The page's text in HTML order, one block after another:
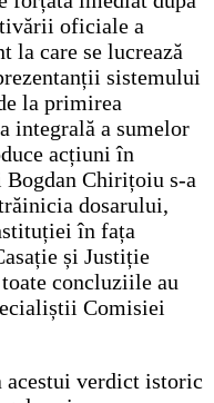
oficiale a
la care se lucrează
sistemului
la primirea
integrală a sumelor
acțiuni în
Bogdan Chirițoiu s-a
dosarului,
în fața
și Justiție
toate concluziile au
Comisiei
acestui verdict istoric